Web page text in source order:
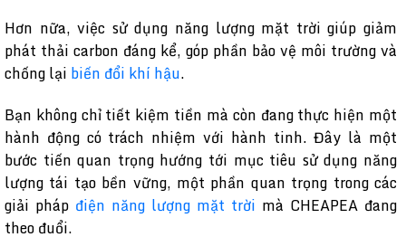
Hơn nữa, việc sử dụng năng lượng mặt trời giúp giảm
phát thải carbon đáng kể, góp phần bảo vệ môi trường và
chống lại biến đổi khí hậu.
Bạn không chỉ tiết kiệm tiền mà còn đang thực hiện một
hành động có trách nhiệm với hành tinh. Đây là một
bước tiến quan trọng hướng tới mục tiêu sử dụng năng
lượng tái tạo bền vững, một phần quan trọng trong các
giải pháp điện năng lượng mặt trời mà CHEAPEA đang
theo đuổi.